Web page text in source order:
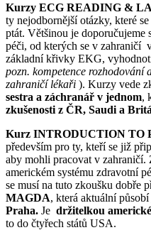
Kurzy ECG READING &
ty nejodbornější otázky, které
ptát. Většinou je doporučujeme
péči, od kterých se v zahraničí
základní křivky EKG,
pozn. kompetence rozhodování
zahraničí lékaři ). Kurzy vede
sestra a záchranář v jednom,
zkušenosti z ČR, Saudi a
Kurz INTRODUCTION TO
především pro ty, kteří se již
aby mohli pracovat v zahraničí.
americkém systému zdravotní
se musí na tuto zkoušku dobře
MAGDA, která aktuální
Praha. Je držitelkou
to do čtyřech států USA.